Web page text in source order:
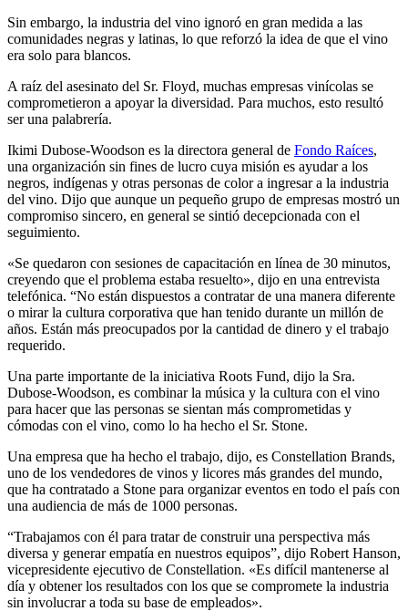
Sin embargo, la industria del vino ignoró en gran medida a las
comunidades negras y latinas, lo que reforzó la idea de que el vino
era solo para blancos.
A raíz del asesinato del Sr. Floyd, muchas empresas vinícolas se
comprometieron a apoyar la diversidad. Para muchos, esto resultó
ser una palabrería.
Ikimi Dubose-Woodson es la directora general de Fondo Raíces,
una organización sin fines de lucro cuya misión es ayudar a los
negros, indígenas y otras personas de color a ingresar a la industria
del vino. Dijo que aunque un pequeño grupo de empresas mostró un
compromiso sincero, en general se sintió decepcionada con el
seguimiento.
«Se quedaron con sesiones de capacitación en línea de 30 minutos,
creyendo que el problema estaba resuelto», dijo en una entrevista
telefónica. “No están dispuestos a contratar de una manera diferente
o mirar la cultura corporativa que han tenido durante un millón de
años. Están más preocupados por la cantidad de dinero y el trabajo
requerido.
Una parte importante de la iniciativa Roots Fund, dijo la Sra.
Dubose-Woodson, es combinar la música y la cultura con el vino
para hacer que las personas se sientan más comprometidas y
cómodas con el vino, como lo ha hecho el Sr. Stone.
Una empresa que ha hecho el trabajo, dijo, es Constellation Brands,
uno de los vendedores de vinos y licores más grandes del mundo,
que ha contratado a Stone para organizar eventos en todo el país con
una audiencia de más de 1000 personas.
“Trabajamos con él para tratar de construir una perspectiva más
diversa y generar empatía en nuestros equipos”, dijo Robert Hanson,
vicepresidente ejecutivo de Constellation. «Es difícil mantenerse al
día y obtener los resultados con los que se compromete la industria
sin involucrar a toda su base de empleados».